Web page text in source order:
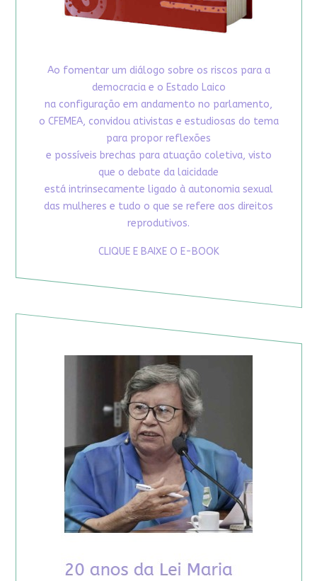
Ao fomentar um diálogo sobre os riscos para a
democracia e o Estado Laico
na configuração em andamento no parlamento,
o CFEMEA, convidou ativistas e estudiosas do tema
para propor reflexões
e possíveis brechas para atuação coletiva, visto
que o debate da laicidade
está intrinsecamente ligado à autonomia sexual
das mulheres e tudo o que se refere aos direitos
reprodutivos.
CLIQUE E BAIXE O E-BOOK